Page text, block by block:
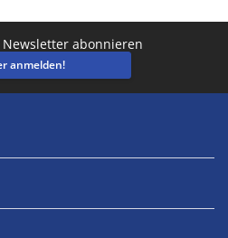
Newsletter abonnieren
anmelden!